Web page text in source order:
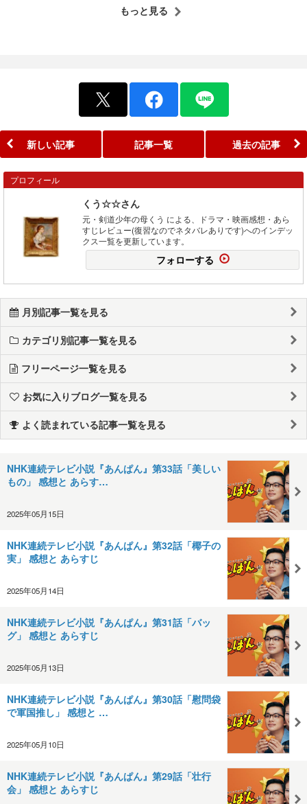
もっと見る
新しい記事 記事一覧 過去の記事
プロフィール
くう☆☆さん
元・剣道少年の母くう による、ドラマ・映画感想・あら
すじレビュー(復習なのでネタバレありです)へのインデッ
クス一覧を更新しています。
フォローする
月別記事一覧を見る
カテゴリ別記事一覧を見る
フリーページ一覧を見る
お気に入りブログ一覧を見る
よく読まれている記事一覧を見る
NHK連続テレビ小説『あんぱん』第33話「美しい
もの」 感想と あらす…
2025年05月15日
NHK連続テレビ小説『あんぱん』第32話「椰子の
実」 感想と あらすじ
2025年05月14日
NHK連続テレビ小説『あんぱん』第31話「バッ
グ」 感想と あらすじ
2025年05月13日
NHK連続テレビ小説『あんぱん』第30話「慰問袋
で軍国推し」 感想と …
2025年05月10日
NHK連続テレビ小説『あんぱん』第29話「壮行
会」 感想と あらすじ